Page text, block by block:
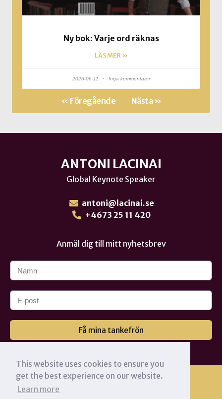
This website uses cookies to ensure you
get the best experience on our website.
Learn more
Ny bok: Varje ord räknas
LÄS MER »
2026-06-11 Inga kommentarer
« Föregående Nästa »
ANTONI LACINAI
Global Keynote Speaker
antoni@lacinai.se
+4673 25 11 420
Anmäl dig till mitt nyhetsbrev
Få mina tankefrön